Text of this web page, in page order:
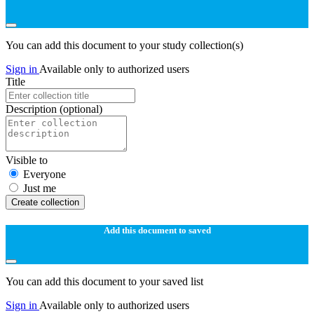
You can add this document to your study collection(s)
Sign in Available only to authorized users
Title
Description (optional)
Visible to
Everyone
Just me
Create collection
Add this document to saved
You can add this document to your saved list
Sign in Available only to authorized users